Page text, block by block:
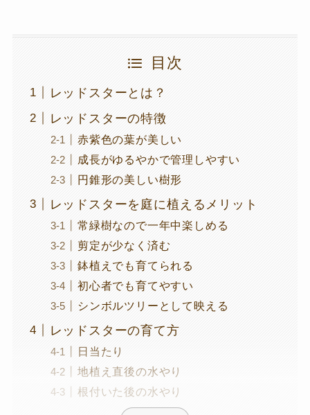
目次
レッドスターとは？
レッドスターの特徴
赤紫色の葉が美しい
成長がゆるやかで管理しやすい
円錐形の美しい樹形
レッドスターを庭に植えるメリット
常緑樹なので一年中楽しめる
剪定が少なく済む
鉢植えでも育てられる
初心者でも育てやすい
シンボルツリーとして映える
レッドスターの育て方
日当たり
地植え直後の水やり
根付いた後の水やり